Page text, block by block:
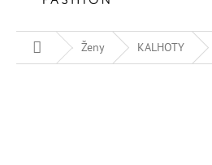
Domů Ženy KALHOTY